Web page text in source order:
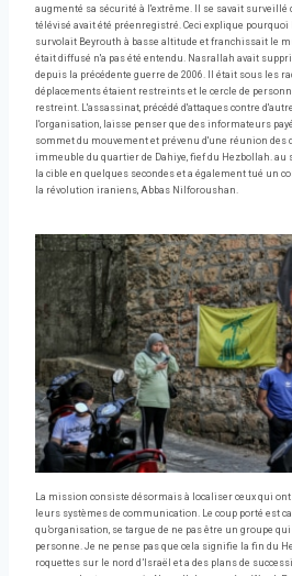
augmenté sa sécurité à l'extrême. Il se savait surveillé
télévisé avait été préenregistré. Ceci explique
survolait Beyrouth à basse altitude et franchissait le
était diffusé n'a pas été entendu. Nasrallah avait
depuis la précédente guerre de 2006. Il était sous les
déplacements étaient restreints et le cercle de
restreint. L'assassinat, précédé d'attaques contre
l'organisation, laisse penser que des informateurs
sommet du mouvement et prévenu d'une réunion des
immeuble du quartier de Dahiye, fief du Hezbollah. au
la cible en quelques secondes et a également tué un
la révolution iraniens, Abbas Nilforoushan.
La mission consiste désormais à localiser ceux qui
leurs systèmes de communication. Le coup porté est
qu’organisation, se targue de ne pas être un groupe
personne. Je ne pense pas que cela signifie la fin du
roquettes sur le nord d’Israël et a des plans de